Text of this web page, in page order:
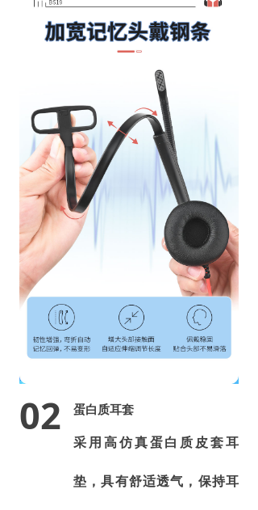
02 蛋白质耳套
采用高仿真蛋白质皮套耳
垫，具有舒适透气，保持耳